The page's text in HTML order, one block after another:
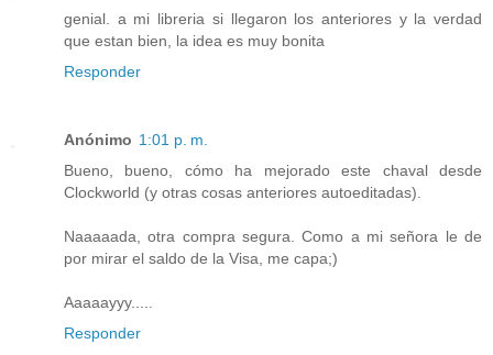
genial. a mi libreria si llegaron los anteriores y la verdad
que estan bien, la idea es muy bonita
Responder
Anónimo 1:01 p. m.
Bueno, bueno, cómo ha mejorado este chaval desde
Clockworld (y otras cosas anteriores autoeditadas).
Naaaaada, otra compra segura. Como a mi señora le de
por mirar el saldo de la Visa, me capa;)
Aaaaayyy.....
Responder